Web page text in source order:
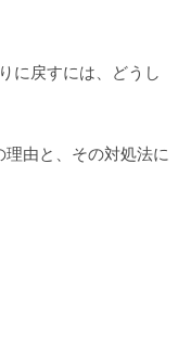
に戻すには、どうし
由と、その対処法に